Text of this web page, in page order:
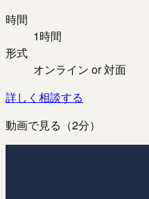
時間
1時間
形式
オンライン or 対面
詳しく相談する
動画で見る（2分）